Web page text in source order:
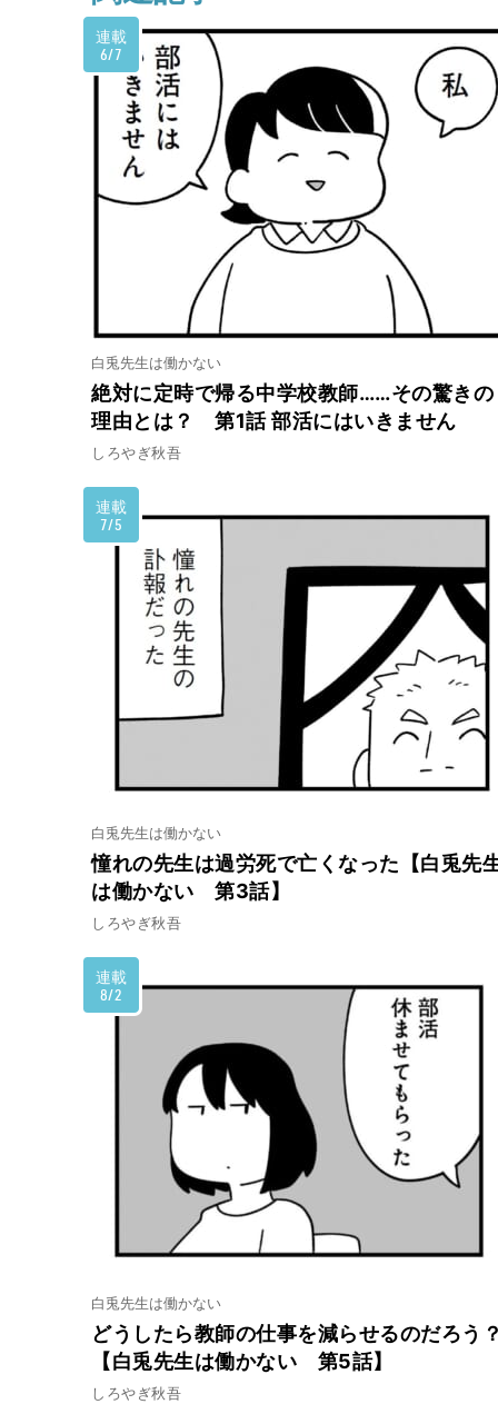
連載
6/7
白兎先生は働かない
絶対に定時で帰る中学校教師……その驚きの
理由とは？ 第1話 部活にはいきません
しろやぎ秋吾
連載
7/5
白兎先生は働かない
憧れの先生は過労死で亡くなった【白兎先
は働かない 第3話】
しろやぎ秋吾
連載
8/2
白兎先生は働かない
どうしたら教師の仕事を減らせるのだろう
【白兎先生は働かない 第5話】
しろやぎ秋吾